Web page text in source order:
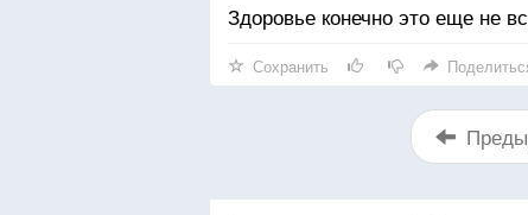
Здоровье конечно это еще не
Сохранить